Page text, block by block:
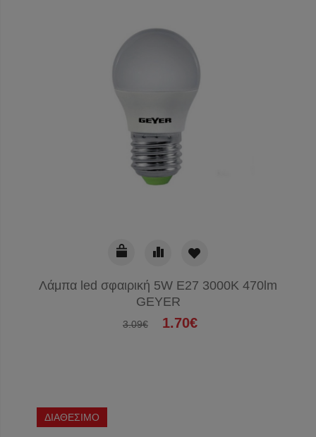
Λάμπα led σφαιρική 5W E27 3000K 470lm
GEYER
3.09€ 1.70€
ΔΙΑΘΕΣΙΜΟ